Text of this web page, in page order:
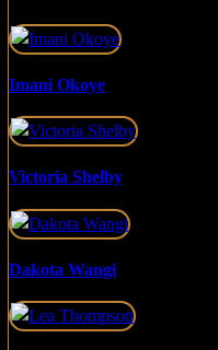
Imani Okoye
Victoria Shelby
Dakota Wangi